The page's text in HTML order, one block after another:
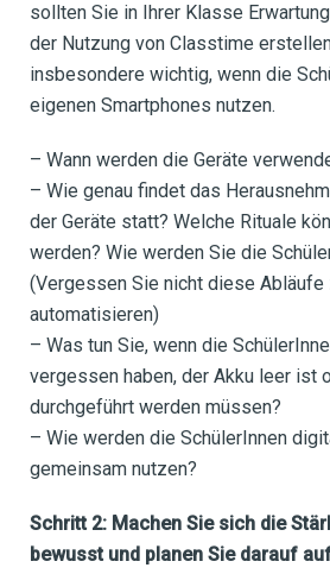
sollten Sie in Ihrer Klasse
der Nutzung von Classtime
insbesondere wichtig, wenn die
eigenen Smartphones nutzen.
– Wann werden die Geräte
– Wie genau findet das
der Geräte statt? Welche Rituale
werden? Wie werden Sie die
(Vergessen Sie nicht diese Abläufe
automatisieren)
– Was tun Sie, wenn die
vergessen haben, der Akku leer ist
durchgeführt werden müssen?
– Wie werden die SchülerInnen
gemeinsam nutzen?
Schritt 2: Machen Sie sich die
bewusst und planen Sie darauf